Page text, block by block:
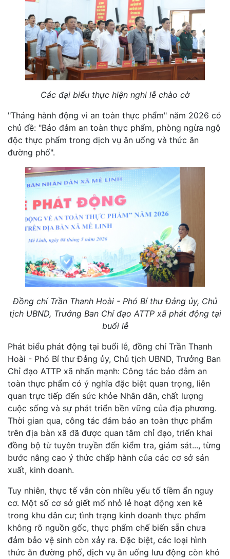
Các đại biểu thực hiện nghi lễ chào cờ
"Tháng hành động vì an toàn thực phẩm" năm 2026 có
chủ đề: "Bảo đảm an toàn thực phẩm, phòng ngừa ngộ
độc thực phẩm trong dịch vụ ăn uống và thức ăn
đường phố".
Đồng chí Trần Thanh Hoài - Phó Bí thư Đảng ủy, Chủ
tịch UBND, Trưởng Ban Chỉ đạo ATTP xã phát động tại
buổi lễ
Phát biểu phát động tại buổi lễ, đồng chí Trần Thanh
Hoài - Phó Bí thư Đảng ủy, Chủ tịch UBND, Trưởng Ban
Chỉ đạo ATTP xã nhấn mạnh: Công tác bảo đảm an
toàn thực phẩm có ý nghĩa đặc biệt quan trọng, liên
quan trực tiếp đến sức khỏe Nhân dân, chất lượng
cuộc sống và sự phát triển bền vững của địa phương.
Thời gian qua, công tác đảm bảo an toàn thực phẩm
trên địa bàn xã đã được quan tâm chỉ đạo, triển khai
đồng bộ từ tuyên truyền đến kiểm tra, giám sát..., từng
bước nâng cao ý thức chấp hành của các cơ sở sản
xuất, kinh doanh.
Tuy nhiên, thực tế vẫn còn nhiều yếu tố tiềm ẩn nguy
cơ. Một số cơ sở giết mổ nhỏ lẻ hoạt động xen kẽ
trong khu dân cư; tình trạng kinh doanh thực phẩm
không rõ nguồn gốc, thực phẩm chế biến sẵn chưa
đảm bảo vệ sinh còn xảy ra. Đặc biệt, các loại hình
thức ăn đường phố, dịch vụ ăn uống lưu động còn khó